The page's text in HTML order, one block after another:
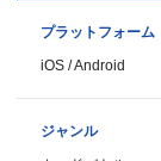
プラットフォーム
iOS / Android
ジャンル